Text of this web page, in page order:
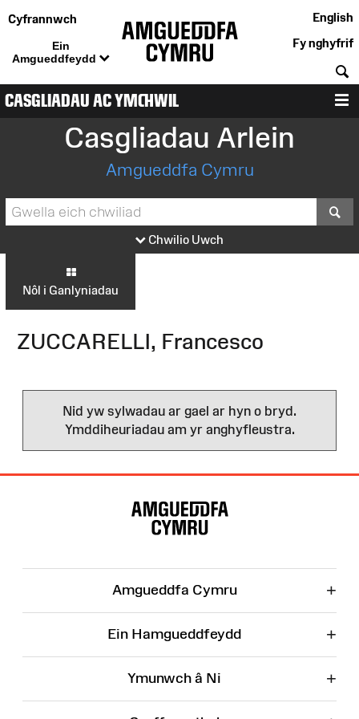
Cyfrannwch
Ein
Amgueddfeydd
English
Fy nghyfrif
CASGLIADAU AC YMCHWIL
Casgliadau Arlein
Amgueddfa Cymru
Chwilio Uwch
Nôl i Ganlyniadau
ZUCCARELLI, Francesco
Nid yw sylwadau ar gael ar hyn o bryd.
Ymddiheuriadau am yr anghyfleustra.
Amgueddfa Cymru +
Ein Hamgueddfeydd +
Ymunwch â Ni +